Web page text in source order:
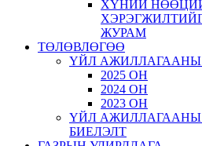
ХҮНИЙ
ЖУРАМ
ТӨЛӨВЛӨГӨӨ
ҮЙЛ АЖИЛЛАГААНЫ
2025 ОН
2024 ОН
2023 ОН
ҮЙЛ
БИЕЛЭЛТ